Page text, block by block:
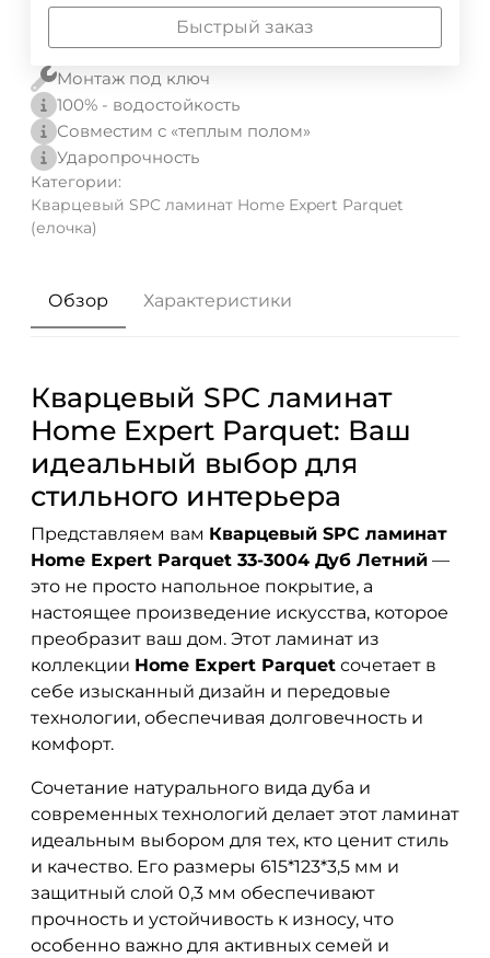
Быстрый заказ
Монтаж под ключ
100% - водостойкость
Совместим с «теплым полом»
Ударопрочность
Категории:
Кварцевый SPC ламинат Home Expert Parquet
(елочка)
Обзор Характеристики
Кварцевый SPC ламинат
Home Expert Parquet: Ваш
идеальный выбор для
стильного интерьера
Представляем вам Кварцевый SPC ламинат
Home Expert Parquet 33-3004 Дуб Летний —
это не просто напольное покрытие, а
настоящее произведение искусства, которое
преобразит ваш дом. Этот ламинат из
коллекции Home Expert Parquet сочетает в
себе изысканный дизайн и передовые
технологии, обеспечивая долговечность и
комфорт.
Сочетание натурального вида дуба и
современных технологий делает этот ламинат
идеальным выбором для тех, кто ценит стиль
и качество. Его размеры 615*123*3,5 мм и
защитный слой 0,3 мм обеспечивают
прочность и устойчивость к износу, что
особенно важно для активных семей и